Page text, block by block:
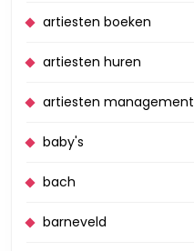
artiesten boeken
artiesten huren
artiesten management
baby's
bach
barneveld